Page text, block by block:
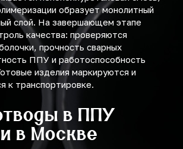
образует монолитный
слой. На завершающем этапе
качества: проверяются
прочность сварных
ППУ и работоспособность
изделия маркируются и
к транспортировке.
в ППУ
в Москве